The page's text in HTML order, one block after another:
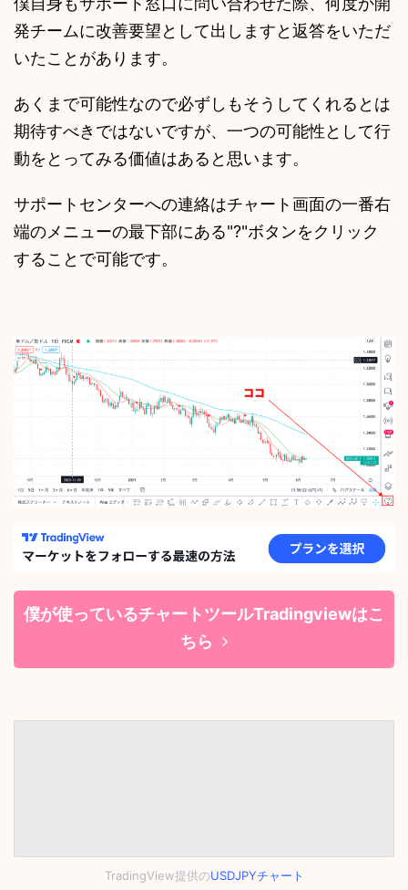
発チームに改善要望として出しますと返答をいただ
いたことがあります。
あくまで可能性なので必ずしもそうしてくれるとは
期待すべきではないですが、一つの可能性として行
動をとってみる価値はあると思います。
サポートセンターへの連絡はチャート画面の一番右
端のメニューの最下部にある"?"ボタンをクリック
することで可能です。
僕が使っているチャートツールTradingviewはこ
ちら
TradingView提供のUSDJPYチャート